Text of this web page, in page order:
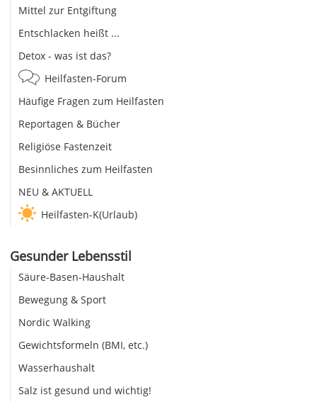
Mittel zur Entgiftung
Entschlacken heißt ...
Detox - was ist das?
Heilfasten-Forum
Häufige Fragen zum Heilfasten
Reportagen & Bücher
Religiöse Fastenzeit
Besinnliches zum Heilfasten
NEU & AKTUELL
Heilfasten-K(Urlaub)
Gesunder Lebensstil
Säure-Basen-Haushalt
Bewegung & Sport
Nordic Walking
Gewichtsformeln (BMI, etc.)
Wasserhaushalt
Salz ist gesund und wichtig!